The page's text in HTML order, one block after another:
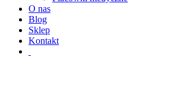
O nas
Blog
Sklep
Kontakt